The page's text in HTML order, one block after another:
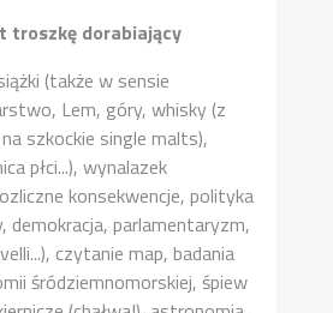
troszkę dorabiający
(także w sensie
Lem, góry, whisky (z
szkockie single malts),
płci...), wynalazek
konsekwencje, polityka
demokracja, parlamentaryzm,
czytanie map, badania
śródziemnomorskiej, śpiew